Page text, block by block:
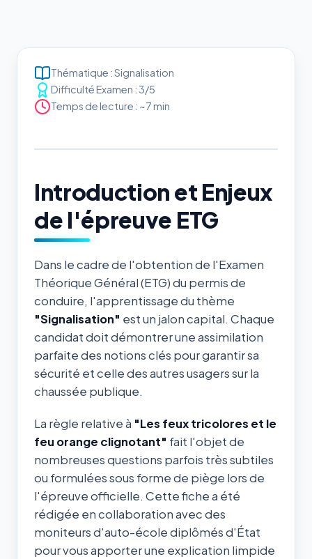
Thématique : Signalisation
Difficulté Examen : 3/5
Temps de lecture : ~7 min
Introduction et Enjeux
de l'épreuve ETG
Dans le cadre de l'obtention de l'Examen
Théorique Général (ETG) du permis de
conduire, l'apprentissage du thème
"Signalisation" est un jalon capital. Chaque
candidat doit démontrer une assimilation
parfaite des notions clés pour garantir sa
sécurité et celle des autres usagers sur la
chaussée publique.
La règle relative à "Les feux tricolores et le
feu orange clignotant" fait l'objet de
nombreuses questions parfois très subtiles
ou formulées sous forme de piège lors de
l'épreuve officielle. Cette fiche a été
rédigée en collaboration avec des
moniteurs d'auto-école diplômés d'État
pour vous apporter une explication limpide